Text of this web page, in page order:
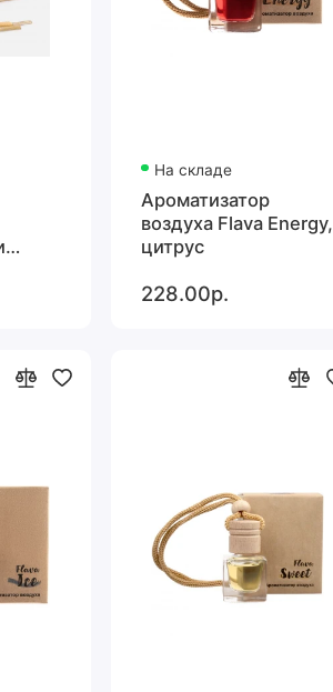
На складе
Ароматизатор
воздуха Flava Energy,
цитрус
228.00р.